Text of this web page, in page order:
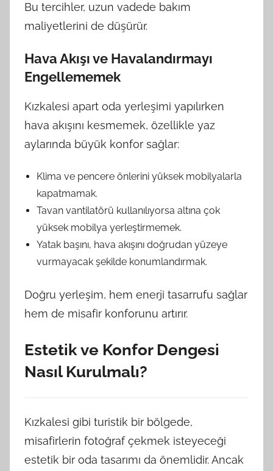
Bu tercihler, uzun vadede bakım
maliyetlerini de düşürür.
Hava Akışı ve Havalandırmayı
Engellememek
Kızkalesi apart oda yerleşimi yapılırken
hava akışını kesmemek, özellikle yaz
aylarında büyük konfor sağlar:
Klima ve pencere önlerini yüksek mobilyalarla
kapatmamak.
Tavan vantilatörü kullanılıyorsa altına çok
yüksek mobilya yerleştirmemek.
Yatak başını, hava akışını doğrudan yüzeye
vurmayacak şekilde konumlandırmak.
Doğru yerleşim, hem enerji tasarrufu sağlar
hem de misafir konforunu artırır.
Estetik ve Konfor Dengesi
Nasıl Kurulmalı?
Kızkalesi gibi turistik bir bölgede,
misafirlerin fotoğraf çekmek isteyeceği
estetik bir oda tasarımı da önemlidir. Ancak